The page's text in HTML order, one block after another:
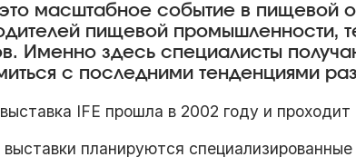
масштабное событие в пищевой
пищевой промышленности,
Именно здесь специалисты
с последними тенденциями
IFE прошла в 2002 году и проходит
планируются